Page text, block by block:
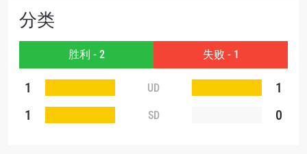
分类
胜利 - 2 失败 - 1
1 UD
1
1
SD 0
提交此表格签署弹出免责声明，即表示您同意我们
您可以随时取消订阅这些信息。